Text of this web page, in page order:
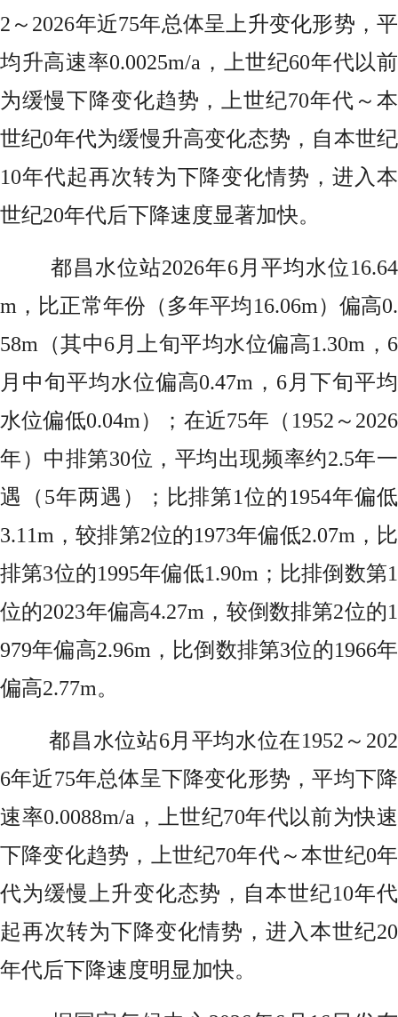
2～2026年近75年总体呈上升变化形势，平
均升高速率0.0025m/a，上世纪60年代以前
为缓慢下降变化趋势，上世纪70年代～本
世纪0年代为缓慢升高变化态势，自本世纪
10年代起再次转为下降变化情势，进入本
世纪20年代后下降速度显著加快。
都昌水位站2026年6月平均水位16.64
m，比正常年份（多年平均16.06m）偏高0.
58m（其中6月上旬平均水位偏高1.30m，6
月中旬平均水位偏高0.47m，6月下旬平均
水位偏低0.04m）；在近75年（1952～2026
年）中排第30位，平均出现频率约2.5年一
遇（5年两遇）；比排第1位的1954年偏低
3.11m，较排第2位的1973年偏低2.07m，比
排第3位的1995年偏低1.90m；比排倒数第1
位的2023年偏高4.27m，较倒数排第2位的1
979年偏高2.96m，比倒数排第3位的1966年
偏高2.77m。
都昌水位站6月平均水位在1952～202
6年近75年总体呈下降变化形势，平均下降
速率0.0088m/a，上世纪70年代以前为快速
下降变化趋势，上世纪70年代～本世纪0年
代为缓慢上升变化态势，自本世纪10年代
起再次转为下降变化情势，进入本世纪20
年代后下降速度明显加快。